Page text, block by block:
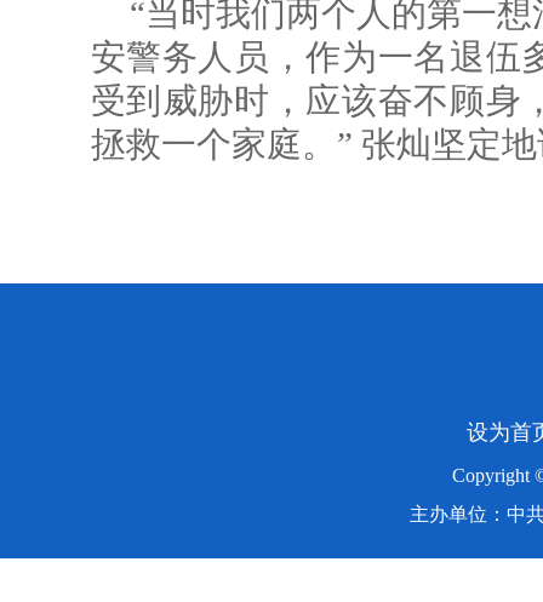
“当时我们两个人的第一
安警务人员，作为一名退伍
受到威胁时，应该奋不顾身
拯救一个家庭。” 张灿坚定
设为首
Copyright
主办单位：中